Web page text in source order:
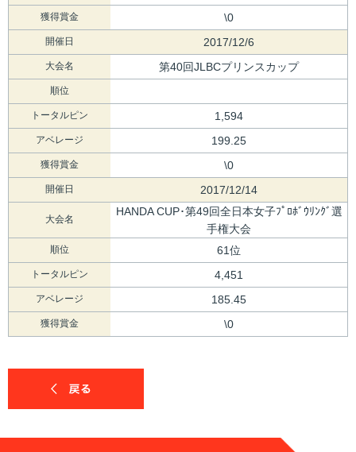
獲得賞金 \0
開催日 2017/12/6
大会名 第40回JLBCプリンスカップ
順位
トータルピン 1,594
アベレージ 199.25
獲得賞金 \0
開催日 2017/12/14
大会名
HANDA CUP･第49回全日本女子ﾌﾟﾛﾎﾞｳﾘﾝｸﾞ選
手権大会
順位 61位
トータルピン 4,451
アベレージ 185.45
獲得賞金 \0